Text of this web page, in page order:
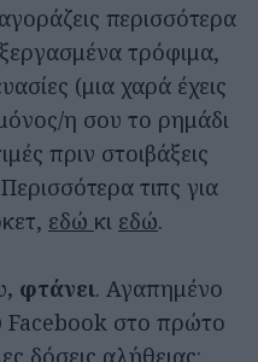
περισσότερα
τρόφιμα,
(μια χαρά έχεις
η σου το ρημάδι
πριν στοιβάξεις
τιπς για
εδώ κι εδώ.
φτάνει. Αγαπημένο
Facebook στο πρώτο
δόσεις αλήθειας: